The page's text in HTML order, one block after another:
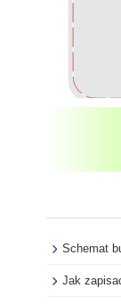
Schemat
Jak